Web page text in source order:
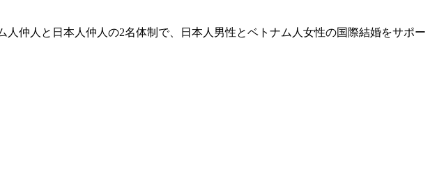
仲人と日本人仲人の2名体制で、日本人男性とベトナム人女性の国際結婚をサポー